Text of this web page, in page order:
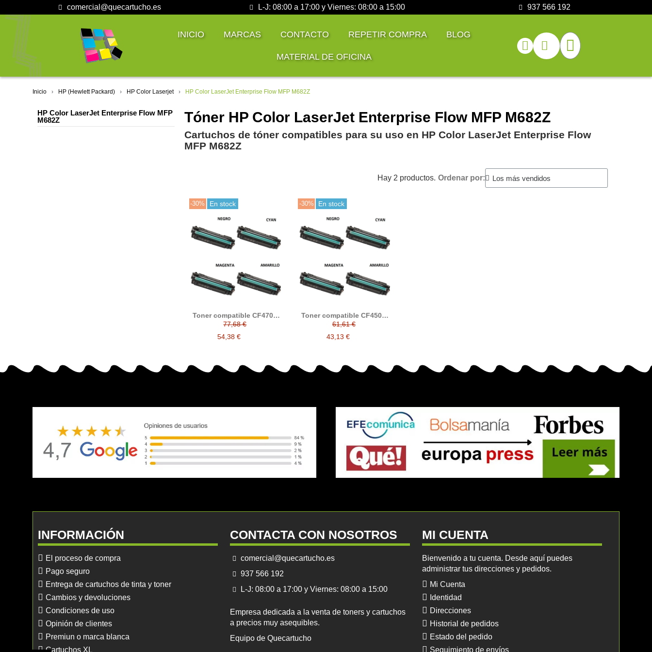
comercial@quecartucho.es L-J: 08:00 a 17:00 y Viernes: 08:00 a 15:00 937 566 192
INICIO MARCAS CONTACTO REPETIR COMPRA BLOG
MATERIAL DE OFICINA
Inicio HP (Hewlett Packard) HP Color Laserjet HP Color LaserJet Enterprise Flow MFP M682Z
HP Color LaserJet Enterprise Flow MFP
M682Z
Tóner HP Color LaserJet Enterprise Flow MFP M682Z
Cartuchos de tóner compatibles para su uso en HP Color LaserJet Enterprise Flow
MFP M682Z
Hay 2 productos. Ordenar por:
-30% En stock
Toner compatible CF470X
CF471X CF472X CF473X
alternativo a HP 657X
77,68 €
54,38 €
-30% En stock
Toner compatible CF450A
CF451A CF452A CF453A
alternativo a HP 655A
61,61 €
43,13 €
INFORMACIÓN
El proceso de compra
Pago seguro
Entrega de cartuchos de tinta y toner
Cambios y devoluciones
Condiciones de uso
Opinión de clientes
Premiun o marca blanca
Cartuchos XL
CONTACTA CON NOSOTROS
comercial@quecartucho.es
937 566 192
L-J: 08:00 a 17:00 y Viernes: 08:00 a 15:00
Empresa dedicada a la venta de toners y cartuchos
a precios muy asequibles.
Equipo de Quecartucho
MI CUENTA
Bienvenido a tu cuenta. Desde aquí puedes
administrar tus direcciones y pedidos.
Mi Cuenta
Identidad
Direcciones
Historial de pedidos
Estado del pedido
Seguimiento de envíos